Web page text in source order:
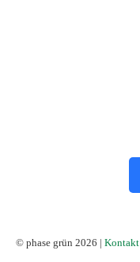
© phase grün 2026 | Kontakt